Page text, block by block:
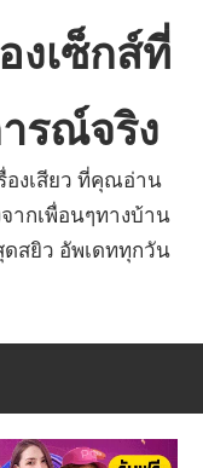
งเซ็กส์ที่
รณ์จริง
องเสียว ที่คุณอ่าน
ากเพื่อนๆทางบ้าน
สยิว อัพเดททุกวัน